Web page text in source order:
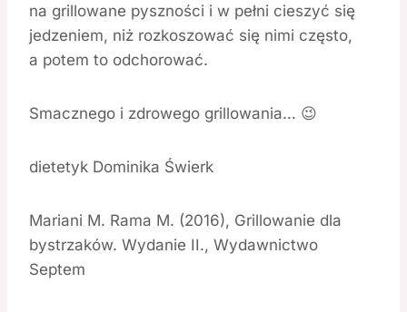
na grillowane pyszności i w pełni cieszyć się
jedzeniem, niż rozkoszować się nimi często,
a potem to odchorować.
Smacznego i zdrowego grillowania… 😉
dietetyk Dominika Świerk
Mariani M. Rama M. (2016), Grillowanie dla
bystrzaków. Wydanie II., Wydawnictwo
Septem